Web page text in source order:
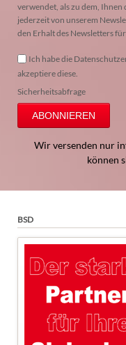
verwendet, als zu dem,
jederzeit von unserem
den Erhalt des Newsletters
Ich habe die
akzeptiere diese.
Sicherheitsabfrage
ABONNIEREN
Wir versenden nur
können
BSD